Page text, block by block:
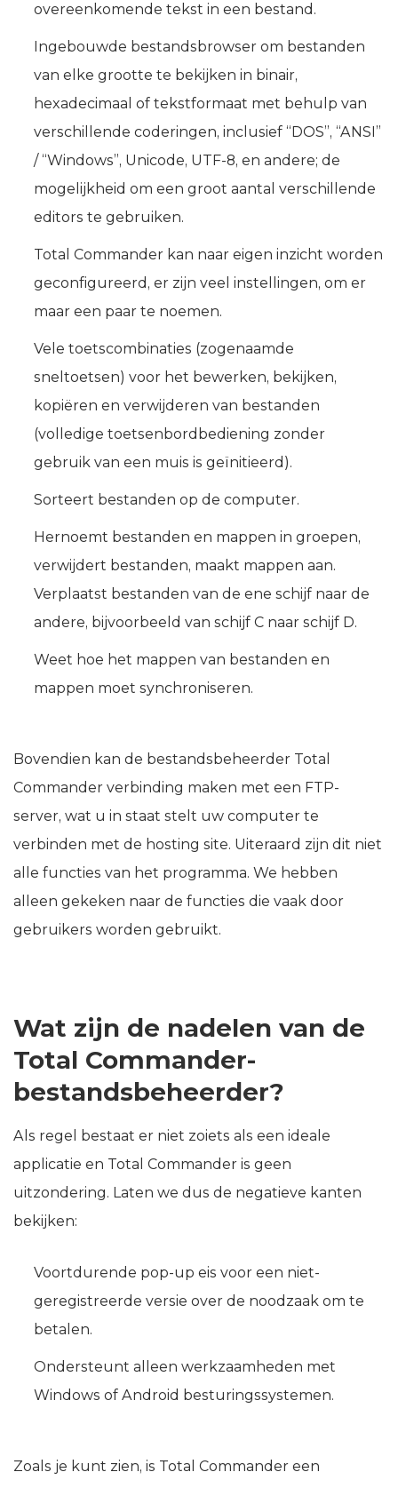
overeenkomende tekst in een bestand.
Ingebouwde bestandsbrowser om bestanden
van elke grootte te bekijken in binair,
hexadecimaal of tekstformaat met behulp van
verschillende coderingen, inclusief “DOS”, “ANSI”
/ “Windows”, Unicode, UTF-8, en andere; de
mogelijkheid om een groot aantal verschillende
editors te gebruiken.
Total Commander kan naar eigen inzicht worden
geconfigureerd, er zijn veel instellingen, om er
maar een paar te noemen.
Vele toetscombinaties (zogenaamde
sneltoetsen) voor het bewerken, bekijken,
kopiëren en verwijderen van bestanden
(volledige toetsenbordbediening zonder
gebruik van een muis is geïnitieerd).
Sorteert bestanden op de computer.
Hernoemt bestanden en mappen in groepen,
verwijdert bestanden, maakt mappen aan.
Verplaatst bestanden van de ene schijf naar de
andere, bijvoorbeeld van schijf C naar schijf D.
Weet hoe het mappen van bestanden en
mappen moet synchroniseren.
Bovendien kan de bestandsbeheerder Total
Commander verbinding maken met een FTP-
server, wat u in staat stelt uw computer te
verbinden met de hosting site. Uiteraard zijn dit niet
alle functies van het programma. We hebben
alleen gekeken naar de functies die vaak door
gebruikers worden gebruikt.
Wat zijn de nadelen van de
Total Commander-
bestandsbeheerder?
Als regel bestaat er niet zoiets als een ideale
applicatie en Total Commander is geen
uitzondering. Laten we dus de negatieve kanten
bekijken:
Voortdurende pop-up eis voor een niet-
geregistreerde versie over de noodzaak om te
betalen.
Ondersteunt alleen werkzaamheden met
Windows of Android besturingssystemen.
Zoals je kunt zien, is Total Commander een